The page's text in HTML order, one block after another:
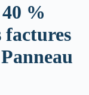
%
factures